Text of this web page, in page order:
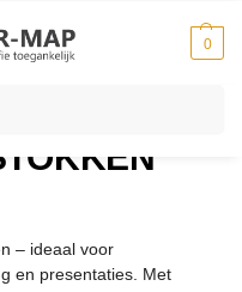
0
– ideaal voor
en presentaties. Met